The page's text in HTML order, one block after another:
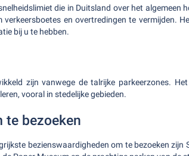
die in Duitsland over het algemeen
verkeersboetes en overtredingen te vermijden.
bij u te hebben.
zijn vanwege de talrijke parkeerzones.
vooral in stedelijke gebieden.
te bezoeken
bezienswaardigheden om te bezoeken